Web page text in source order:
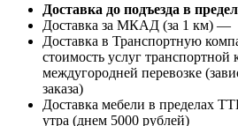
Доставка до подъезда в
Доставка за МКАД (за 1 км) —
Доставка в Транспортную
стоимость услуг
междугородней перевозке
заказа)
Доставка мебели в пределах
утра (днем 5000 рублей)